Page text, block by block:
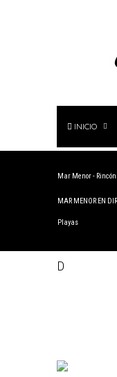
INICIO
Mar Menor -
MAR MENOR EN
Playas
D